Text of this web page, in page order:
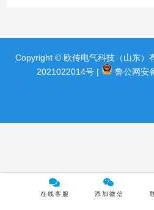
自动化类产品
Copyright © 欧传电气科技（山东）
2021022014号| 鲁公网安
在线客服 添加微信